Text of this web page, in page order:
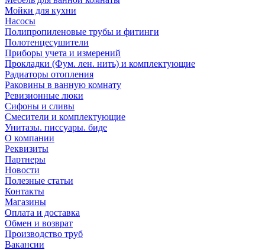
Мойки для кухни
Насосы
Полипропиленовые трубы и фитинги
Полотенцесушители
Приборы учета и измерений
Прокладки (Фум. лен. нить) и комплектующие
Радиаторы отопления
Раковины в ванную комнату
Ревизионные люки
Сифоны и сливы
Смесители и комплектующие
Унитазы. писсуары. биде
О компании
Реквизиты
Партнеры
Новости
Полезные статьи
Контакты
Магазины
Оплата и доставка
Обмен и возврат
Производство труб
Вакансии